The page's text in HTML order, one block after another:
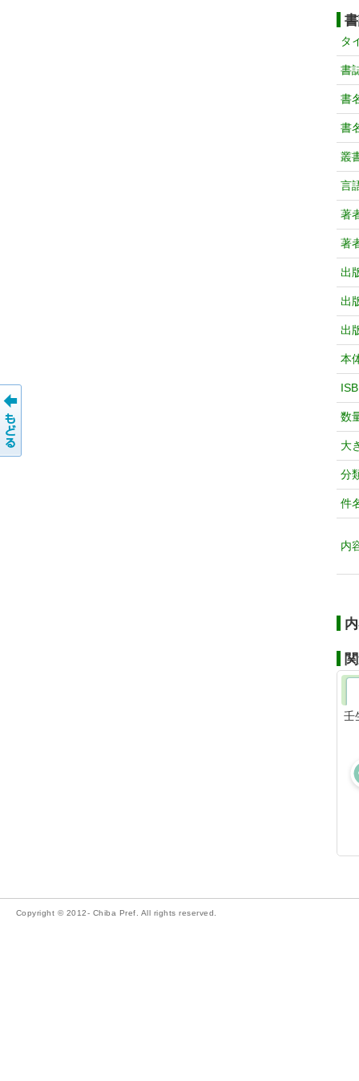
タ
書
書
書
叢
言
著
著
出
出
出
本
数
大
分
件
内
壬
Copyright © 2012- Chiba Pref. All rights reserved.